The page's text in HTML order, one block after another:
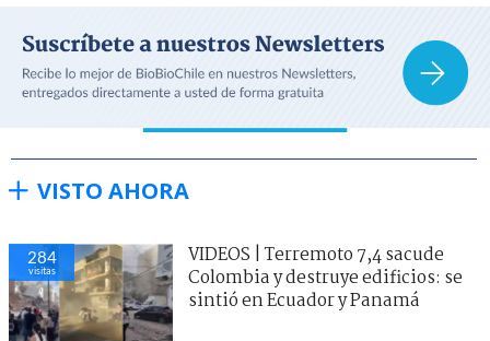
VISTO AHORA
284
visitas
VIDEOS | Terremoto 7,4 sacude
Colombia y destruye edificios: se
sintió en Ecuador y Panamá